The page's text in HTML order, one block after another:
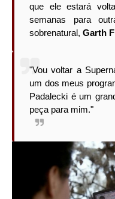
que ele estará
semanas para
sobrenatural, Garth
"Vou voltar a
um dos meus
Padalecki é um
peça para mim."